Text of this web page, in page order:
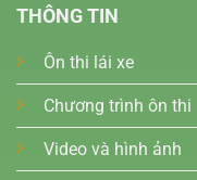
THÔNG TIN
Ôn thi lái xe
Chương trình ôn thi
Video và hình ảnh